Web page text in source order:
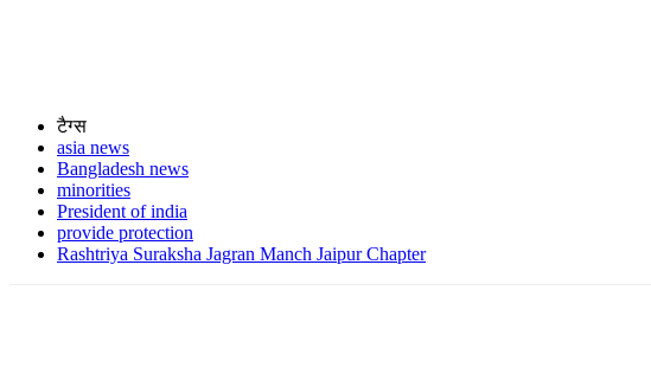
टैग्स
asia news
Bangladesh news
minorities
President of india
provide protection
Rashtriya Suraksha Jagran Manch Jaipur Chapter